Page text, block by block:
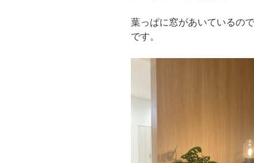
葉っぱに窓があいているの
です。